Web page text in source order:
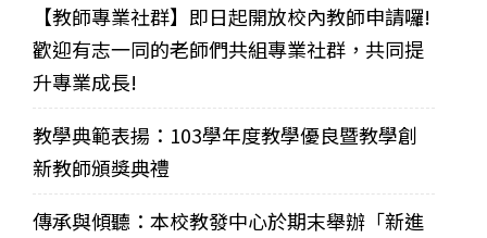
【教師專業社群】即日起開放校內教師申請囉!
歡迎有志一同的老師們共組專業社群，共同提
升專業成長!
教學典範表揚：103學年度教學優良暨教學創
新教師頒獎典禮
傳承與傾聽：本校教發中心於期末舉辦「新進